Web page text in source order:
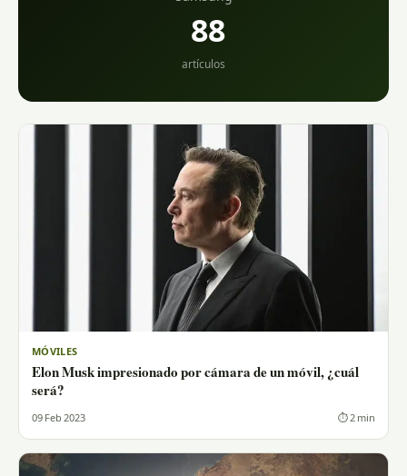
88
artículos
MÓVILES
Elon Musk impresionado por cámara de un móvil, ¿cuál
será?
09 Feb 2023 ⏱ 2 min